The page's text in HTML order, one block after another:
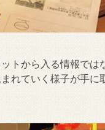
トから入る情報で
れていく様子が手に